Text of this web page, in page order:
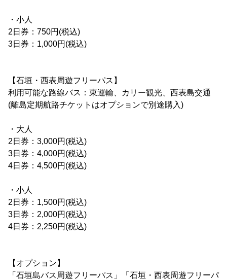
・小人
2日券：750円(税込)
3日券：1,000円(税込)
【石垣・西表周遊フリーパス】
利用可能な路線バス：東運輸、カリー観光、西表島交通
(離島定期航路チケットはオプションで別途購入)
・大人
2日券：3,000円(税込)
3日券：4,000円(税込)
4日券：4,500円(税込)
・小人
2日券：1,500円(税込)
3日券：2,000円(税込)
4日券：2,250円(税込)
【オプション】
「石垣島バス周遊フリーパス」「石垣・西表周遊フリーパ